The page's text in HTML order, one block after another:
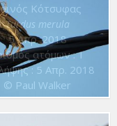
Κότσυφας
Turdus merula
5 Απρ. 2018
ατόμων : 1
: 5 Απρ. 2018
© Paul Walker